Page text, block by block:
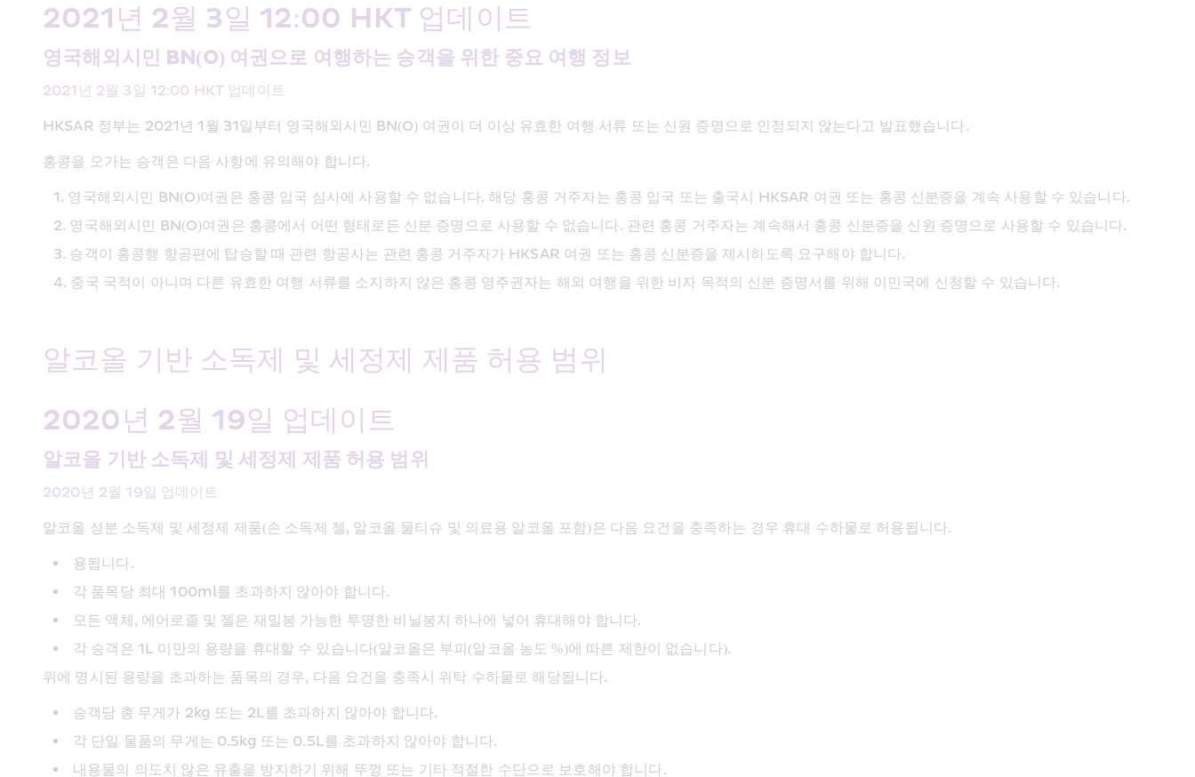
2021년 2월 3일 12:00 HKT 업데이트
영국해외시민 BN(O) 여권으로 여행하는 승객을 위한 중요 여행 정보
2021년 2월 3일 12:00 HKT 업데이트
HKSAR 정부는 2021년 1월 31일부터 영국해외시민 BN(O) 여권이 더 이상 유효한 여행 서류 또는 신원 증명으로 인정되지 않는다고 발표했습니다.
홍콩을 오가는 승객은 다음 사항에 유의해야 합니다.
영국해외시민 BN(O)여권은 홍콩 입국 심사에 사용할 수 없습니다. 해당 홍콩 거주자는 홍콩 입국 또는 출국시 HKSAR 여권 또는 홍콩 신분증을 계속 사용할 수 있습니다.
영국해외시민 BN(O)여권은 홍콩에서 어떤 형태로든 신분 증명으로 사용할 수 없습니다. 관련 홍콩 거주자는 계속해서 홍콩 신분증을 신원 증명으로 사용할 수 있습니다.
승객이 홍콩행 항공편에 탑승할 때 관련 항공사는 관련 홍콩 거주자가 HKSAR 여권 또는 홍콩 신분증을 제시하도록 요구해야 합니다.
중국 국적이 아니며 다른 유효한 여행 서류를 소지하지 않은 홍콩 영주권자는 해외 여행을 위한 비자 목적의 신분 증명서를 위해 이민국에 신청할 수 있습니다.
알코올 기반 소독제 및 세정제 제품 허용 범위
​2020년 2월 19일 업데이트
알코올 기반 소독제 및 세정제 제품 허용 범위
​2020년 2월 19일 업데이트
알코올 성분 소독제 및 세정제 제품(손 소독제 젤, 알코올 물티슈 및 의료용 알코올 포함)은 다음 요건을 충족하는 경우 휴대 수하물로 허용됩니다.​
용됩니다.​
각 품목당 최대 100ml를 초과하지 않아야 합니다.​
모든 액체, 에어로졸 및 젤은 재밀봉 가능한 투명한 비닐봉지 하나에 넣어 휴대해야 합니다.​
각 승객은 1L 미만의 용량을 휴대할 수 있습니다(알코올은 부피(알코올 농도 %)에 따른 제한이 없습니다).
위에 명시된 용량을 초과하는 품목의 경우, 다음 요건을 충족시 위탁 수하물로 해당됩니다.
승객당 총 무게가 2kg 또는 2L를 초과하지 않아야 합니다.​
각 단일 물품의 무게는 0.5kg 또는 0.5L를 초과하지 않아야 합니다.​
내용물의 의도치 않은 유출을 방지하기 위해 뚜껑 또는 기타 적절한 수단으로 보호해야 합니다.